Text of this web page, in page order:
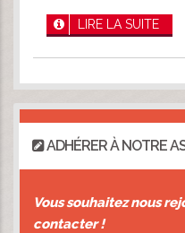
LIRE LA SUITE
ADHÉRER À NOTRE
Vous souhaitez nous
contacter !